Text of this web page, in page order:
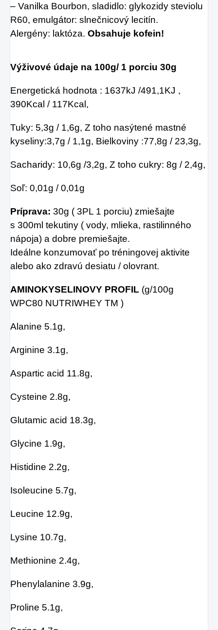
– Vanilka Bourbon, sladidlo: glykozidy steviolu
R60, emulgátor: slnečnicový lecitín.
Alergény: laktóza. Obsahuje kofein!
Výživové údaje na 100g/ 1 porciu 30g
Energetická hodnota : 1637kJ /491,1KJ ,
390Kcal / 117Kcal,
Tuky: 5,3g / 1,6g, Z toho nasýtené mastné
kyseliny:3,7g / 1,1g, Bielkoviny :77,8g / 23,3g,
Sacharidy: 10,6g /3,2g, Z toho cukry: 8g / 2,4g,
Soľ: 0,01g / 0,01g
Príprava: 30g ( 3PL 1 porciu) zmiešajte
s 300ml tekutiny ( vody, mlieka, rastilinného
nápoja) a dobre premiešajte.
Ideálne konzumovať po tréningovej aktivite
alebo ako zdravú desiatu / olovrant.
AMINOKYSELINOVY PROFIL (g/100g
WPC80 NUTRIWHEY TM )
Alanine 5.1g,
Arginine 3.1g,
Aspartic acid 11.8g,
Cysteine 2.8g,
Glutamic acid 18.3g,
Glycine 1.9g,
Histidine 2.2g,
Isoleucine 5.7g,
Leucine 12.9g,
Lysine 10.7g,
Methionine 2.4g,
Phenylalanine 3.9g,
Proline 5.1g,